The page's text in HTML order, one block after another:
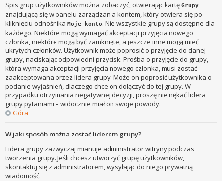
Spis grup użytkowników można zobaczyć, otwierając kartęGrupy
znajdującą się w panelu zarządzania kontem, który otwiera się po
kliknięciu odnośnikaMoje konto. Nie wszystkie grupy są dostępne dla
każdego. Niektóre mogą wymagać akceptacji przyjęcia nowego
członka, niektóre mogą być zamknięte, a jeszcze inne mogą mieć
ukrytych członków. Użytkownik może poprosić o przyjęcie do danej
grupy, naciskając odpowiedni przycisk. Prośba o przyjęcie do grupy,
która wymaga akceptacji przyjęcia nowego członka, musi zostać
zaakceptowana przez lidera grupy. Może on poprosić użytkownika o
podanie wyjaśnień, dlaczego chce on dołączyć do tej grupy. W
przypadku otrzymania negatywnej decyzji, proszę nie nękać lidera
grupy pytaniami – widocznie miał on swoje powody.
Góra
W jaki sposób można zostać liderem grupy?
Lidera grupy zazwyczaj mianuje administrator witryny podczas
tworzenia grupy. Jeśli chcesz utworzyć grupę użytkowników,
skontaktuj się z administratorem, wysyłając do niego prywatną
wiadomość.